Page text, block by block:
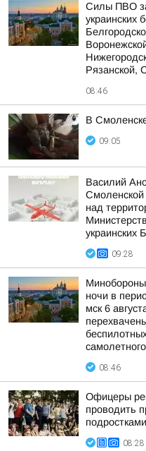
Силы ПВО
украинских
Рязанской,
08:46
В
09:05
Василий
над
украинских
09:28
ночи в
мск 6
08:46
Офицеры
проводить
08:28